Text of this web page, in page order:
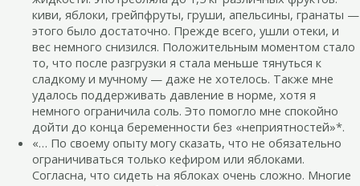
киви, яблоки, грейпфруты, груши, апельсины, гранаты —
этого было достаточно. Прежде всего, ушли отеки, и
вес немного снизился. Положительным моментом стало
то, что после разгрузки я стала меньше тянуться к
сладкому и мучному — даже не хотелось. Также мне
удалось поддерживать давление в норме, хотя я
немного ограничила соль. Это помогло мне спокойно
дойти до конца беременности без «неприятностей»*.
«… По своему опыту могу сказать, что не обязательно
ограничиваться только кефиром или яблоками.
Согласна, что сидеть на яблоках очень сложно. Многие